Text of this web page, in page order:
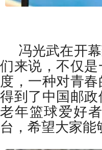
冯光武在开
们来说，不仅
度，一种对青
得到了中国邮
老年篮球爱好
台，希望大家